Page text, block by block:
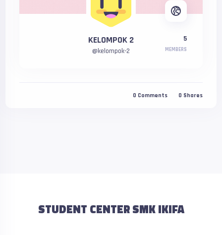
KELOMPOK 2
@kelompok-2
5
MEMBERS
0 Comments 0 Shares
STUDENT CENTER SMK IKIFA